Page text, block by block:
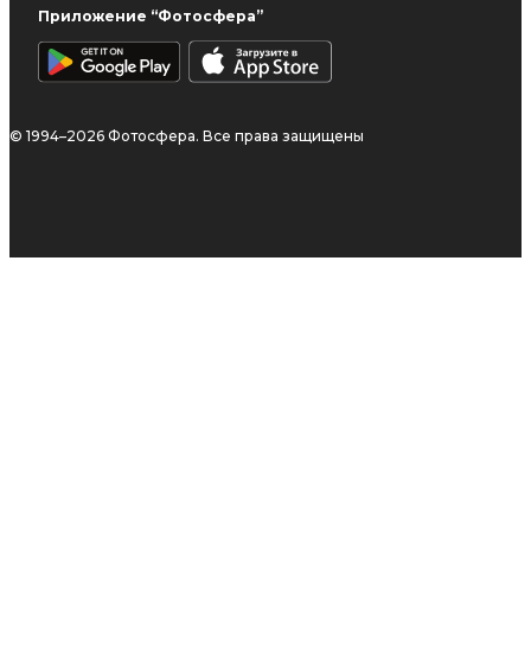
Приложение “Фотосфера”
© 1994–2026 Фотосфера. Все права защищены